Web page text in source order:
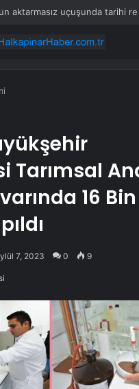
Tarımsal
16 Bin
7, 2023 0 9